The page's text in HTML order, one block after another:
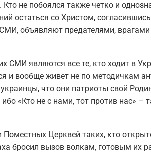
не побоялся также четко и
остаться со Христом,
объявляют предателями,
СМИ являются все те, кто ходит в
и вообще живет не по методичкам
что они патриоты свой
«Кто не с нами, тот против нас» –
Поместных Церквей таких, кто
бросил вызов волкам, готовым их